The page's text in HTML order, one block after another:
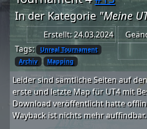
In der Kategorie "Meine
Erstellt: 24.03.2024
Tags:
Unreal Tournament
Archiv
Mapping
Leider sind sämtliche Seiten auf
erste und letzte Map für UT4 mit
Download veröffentlicht hatte
Wayback ist nichts mehr auffindbar.